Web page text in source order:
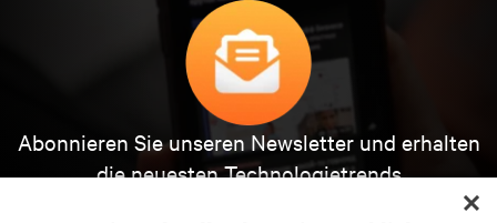
Abonnieren Sie unseren Newsletter und erhalten
die neuesten Technologietrends